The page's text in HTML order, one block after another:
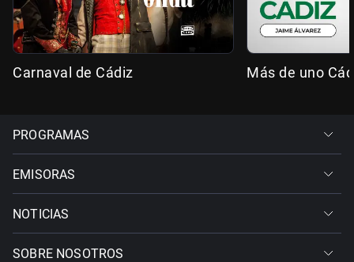
Carnaval de Cádiz Más de uno
PROGRAMAS
EMISORAS
NOTICIAS
SOBRE NOSOTROS